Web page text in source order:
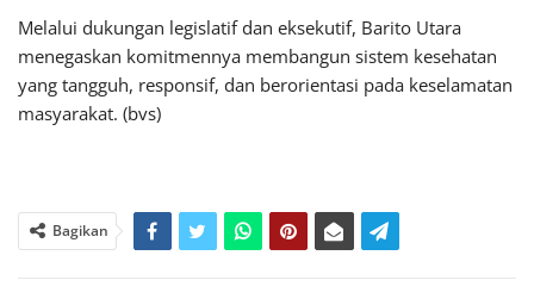
Melalui dukungan legislatif dan eksekutif, Barito Utara
menegaskan komitmennya membangun sistem kesehatan
yang tangguh, responsif, dan berorientasi pada keselamatan
masyarakat. (bvs)
Bagikan